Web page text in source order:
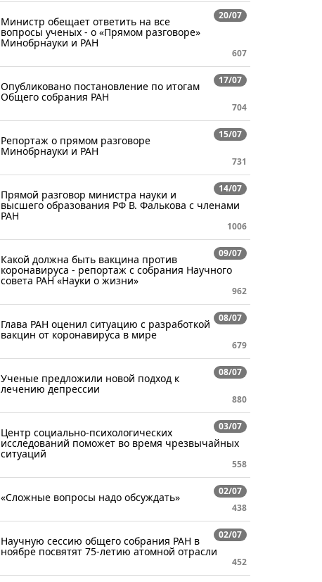
20/07
Министр обещает ответить на все
вопросы ученых - о «Прямом разговоре»
Минобрнауки и РАН
607
17/07
Опубликовано постановление по итогам
Общего собрания РАН
704
15/07
Репортаж о прямом разговоре
Минобрнауки и РАН
731
14/07
Прямой разговор министра науки и
высшего образования РФ В. Фалькова с членами
РАН
1006
09/07
Какой должна быть вакцина против
коронавируса - репортаж с собрания Научного
совета РАН «Науки о жизни»
962
08/07
Глава РАН оценил ситуацию с разработкой
вакцин от коронавируса в мире
679
08/07
Ученые предложили новой подход к
лечению депрессии
880
03/07
Центр социально-психологических
исследований поможет во время чрезвычайных
ситуаций
558
02/07
«Сложные вопросы надо обсуждать»
438
02/07
Научную сессию общего собрания РАН в
ноябре посвятят 75-летию атомной отрасли
452